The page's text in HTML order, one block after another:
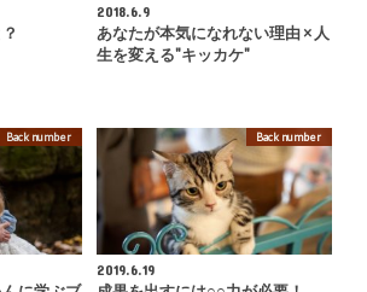
2018.6.9
あなたが本気になれない理由 × 人
生を変える"キッカケ"
Back number Back number
2019.6.19